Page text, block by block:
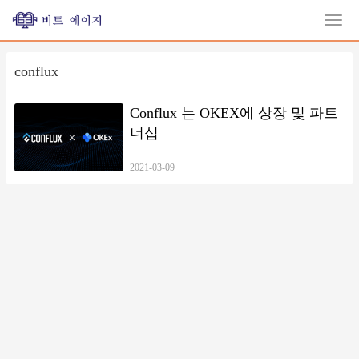
conflux
Conflux 는 OKEX에 상장 및 파트
너십
2021-03-09